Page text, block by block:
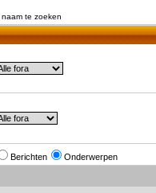
te zoeken
Berichten Onderwerpen